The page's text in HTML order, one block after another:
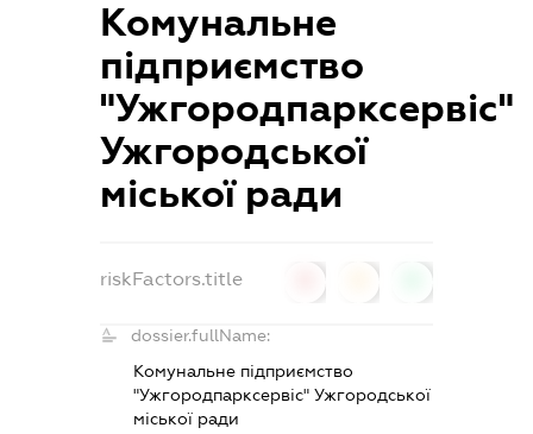
Комунальне
підприємство
"Ужгородпарксервіс"
Ужгородської
міської ради
riskFactors.title
dossier.fullName:
Комунальне підприємство
"Ужгородпарксервіс" Ужгородської
міської ради